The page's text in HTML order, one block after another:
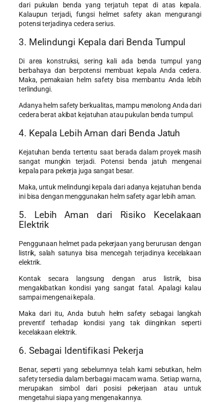
dari pukulan benda yang terjatuh tepat di atas kepala.
Kalaupun terjadi, fungsi helmet safety akan mengurangi
potensi terjadinya cedera serius.
3. Melindungi Kepala dari Benda Tumpul
Di area konstruksi, sering kali ada benda tumpul yang
berbahaya dan berpotensi membuat kepala Anda cedera.
Maka, pemakaian helm safety bisa membantu Anda lebih
terlindungi.
Adanya helm safety berkualitas, mampu menolong Anda dari
cedera berat akibat kejatuhan atau pukulan benda tumpul.
4. Kepala Lebih Aman dari Benda Jatuh
Kejatuhan benda tertentu saat berada dalam proyek masih
sangat mungkin terjadi. Potensi benda jatuh mengenai
kepala para pekerja juga sangat besar.
Maka, untuk melindungi kepala dari adanya kejatuhan benda
ini bisa dengan menggunakan helm safety agar lebih aman.
5. Lebih Aman dari Risiko Kecelakaan
Elektrik
Penggunaan helmet pada pekerjaan yang berurusan dengan
listrik, salah satunya bisa mencegah terjadinya kecelakaan
elektrik.
Kontak secara langsung dengan arus listrik, bisa
mengakibatkan kondisi yang sangat fatal. Apalagi kalau
sampai mengenai kepala.
Maka dari itu, Anda butuh helm safety sebagai langkah
preventif terhadap kondisi yang tak diinginkan seperti
kecelakaan elektrik.
6. Sebagai Identifikasi Pekerja
Benar, seperti yang sebelumnya telah kami sebutkan, helm
safety tersedia dalam berbagai macam warna. Setiap warna,
merupakan simbol dari posisi pekerjaan atau untuk
mengetahui siapa yang mengenakannya.